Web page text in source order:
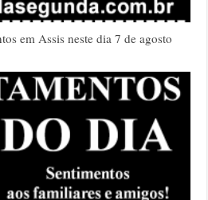
em Assis neste dia 7 de agosto